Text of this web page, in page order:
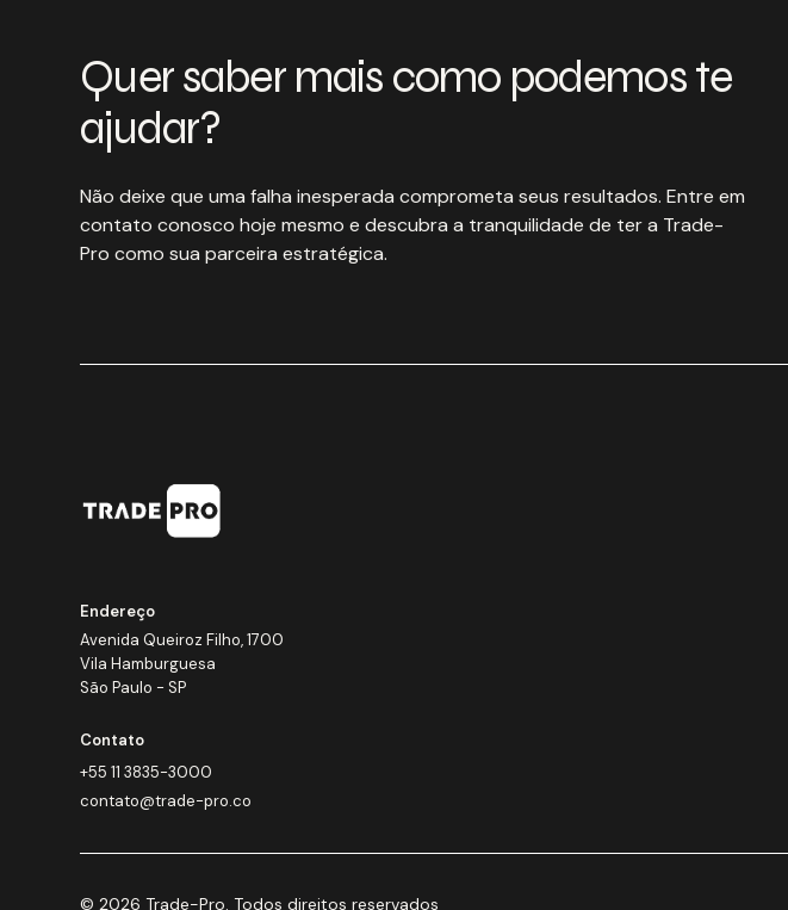
Quer saber mais como podemos te
ajudar?
Não deixe que uma falha inesperada comprometa seus resultados. Entre em
contato conosco hoje mesmo e descubra a tranquilidade de ter a Trade-
Pro como sua parceira estratégica.
Endereço
Avenida Queiroz Filho, 1700
Vila Hamburguesa
São Paulo - SP
Contato
+55 11 3835-3000
contato@trade-pro.co
© 2026 Trade-Pro. Todos direitos reservados